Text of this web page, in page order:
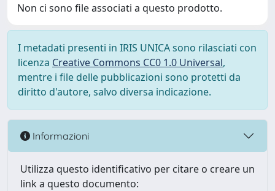
Non ci sono file associati a questo prodotto.
I metadati presenti in IRIS UNICA sono rilasciati con
licenza Creative Commons CC0 1.0 Universal,
mentre i file delle pubblicazioni sono protetti da
diritto d'autore, salvo diversa indicazione.
Informazioni
Utilizza questo identificativo per citare o creare un
link a questo documento: